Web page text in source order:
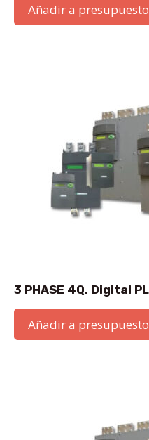
Añadir a presupuesto
3 PHASE 4Q. Digital
Añadir a presupuesto